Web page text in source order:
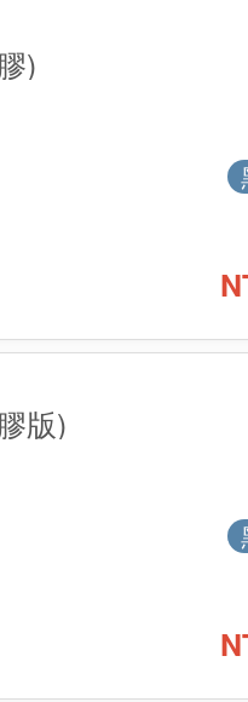
)
版)